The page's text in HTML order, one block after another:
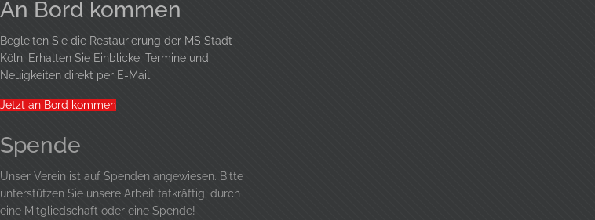
An Bord kommen
Begleiten Sie die Restaurierung der MS Stadt
Köln. Erhalten Sie Einblicke, Termine und
Neuigkeiten direkt per E-Mail.
Jetzt an Bord kommen
Spende
Unser Verein ist auf Spenden angewiesen. Bitte
unterstützen Sie unsere Arbeit tatkräftig, durch
eine Mitgliedschaft oder eine Spende!